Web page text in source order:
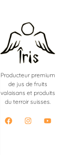
Producteur premium
de jus de fruits
valaisans et produits
du terroir suisses.